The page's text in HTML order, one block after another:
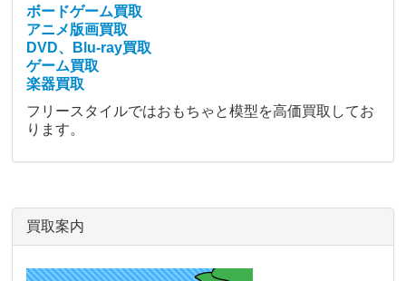
ボードゲーム買取
アニメ版画買取
DVD、Blu-ray買取
ゲーム買取
楽器買取
フリースタイルではおもちゃと模型を高価買取してお
ります。
買取案内